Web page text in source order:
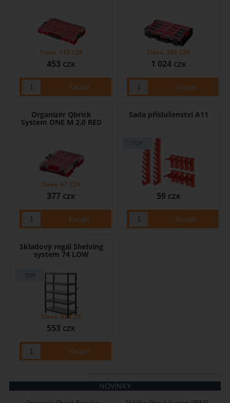
453 CZK
Sleva 113 CZK
1 024 CZK
Sleva 256 CZK
Organizér Qbrick
System ONE M 2.0 RED
377 CZK
Sleva 67 CZK
Sada příslušenství A11
59 CZK
Skladový regál Shelving
system 74 LOW
553 CZK
Sleva 61CZK
NOVINKY